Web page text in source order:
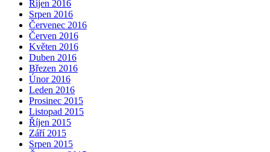
Říjen 2016
Srpen 2016
Červenec 2016
Červen 2016
Květen 2016
Duben 2016
Březen 2016
Únor 2016
Leden 2016
Prosinec 2015
Listopad 2015
Říjen 2015
Září 2015
Srpen 2015